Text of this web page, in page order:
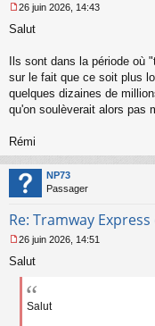
e
s
g
e
n
n
u
26 juin 2026, 14:43
Salut
Ils sont dans la période
sur le fait que ce soit plus
quelques dizaines de
qu'on soulèverait alors pas
Rémi
NP73
Passager
Re: Tramway
e
s
26 juin 2026, 14:51
Salut
Salut